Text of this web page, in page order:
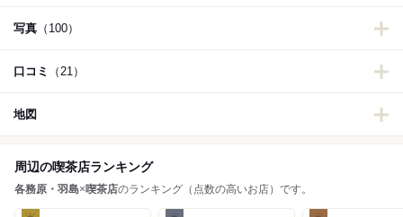
写真 （100）
口コミ （21）
地図
周辺の喫茶店ランキング
各務原・羽島×喫茶店のランキング（点数の高いお店）です。